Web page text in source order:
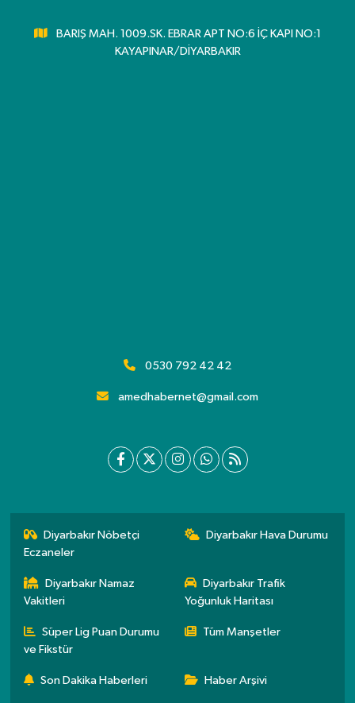
BARIŞ MAH. 1009.SK. EBRAR APT NO:6 İÇ KAPI NO:1
KAYAPINAR/DİYARBAKIR
0530 792 42 42
amedhabernet@gmail.com
Diyarbakır Nöbetçi
Eczaneler
Diyarbakır Hava Durumu
Diyarbakır Namaz
Vakitleri
Diyarbakır Trafik
Yoğunluk Haritası
Süper Lig Puan Durumu
ve Fikstür
Tüm Manşetler
Son Dakika Haberleri Haber Arşivi